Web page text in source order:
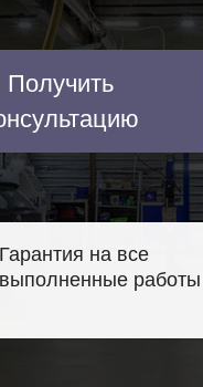
Получить
Гарантия на все
выполненные работы